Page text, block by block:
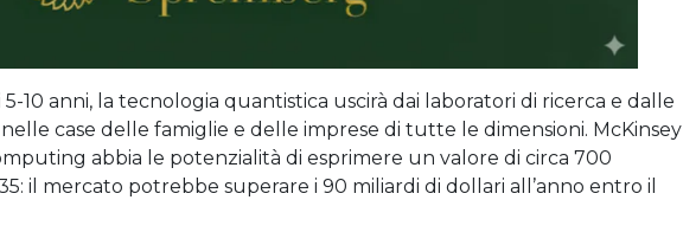
10 anni, la tecnologia quantistica uscirà dai laboratori di ricerca e dalle
case delle famiglie e delle imprese di tutte le dimensioni. McKinsey
abbia le potenzialità di esprimere un valore di circa 700
il mercato potrebbe superare i 90 miliardi di dollari all’anno entro il